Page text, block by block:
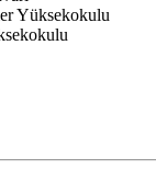
Yüksekokulu